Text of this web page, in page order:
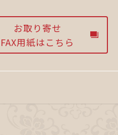
お取り寄せ
FAX用紙はこちら